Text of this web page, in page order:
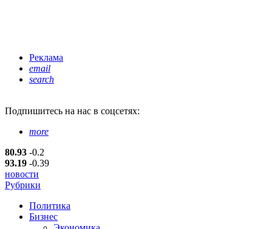
Реклама
email
search
Подпишитесь на нас в соцсетях:
more
80.93 -0.2
93.19 -0.39
новости
Рубрики
Политика
Бизнес